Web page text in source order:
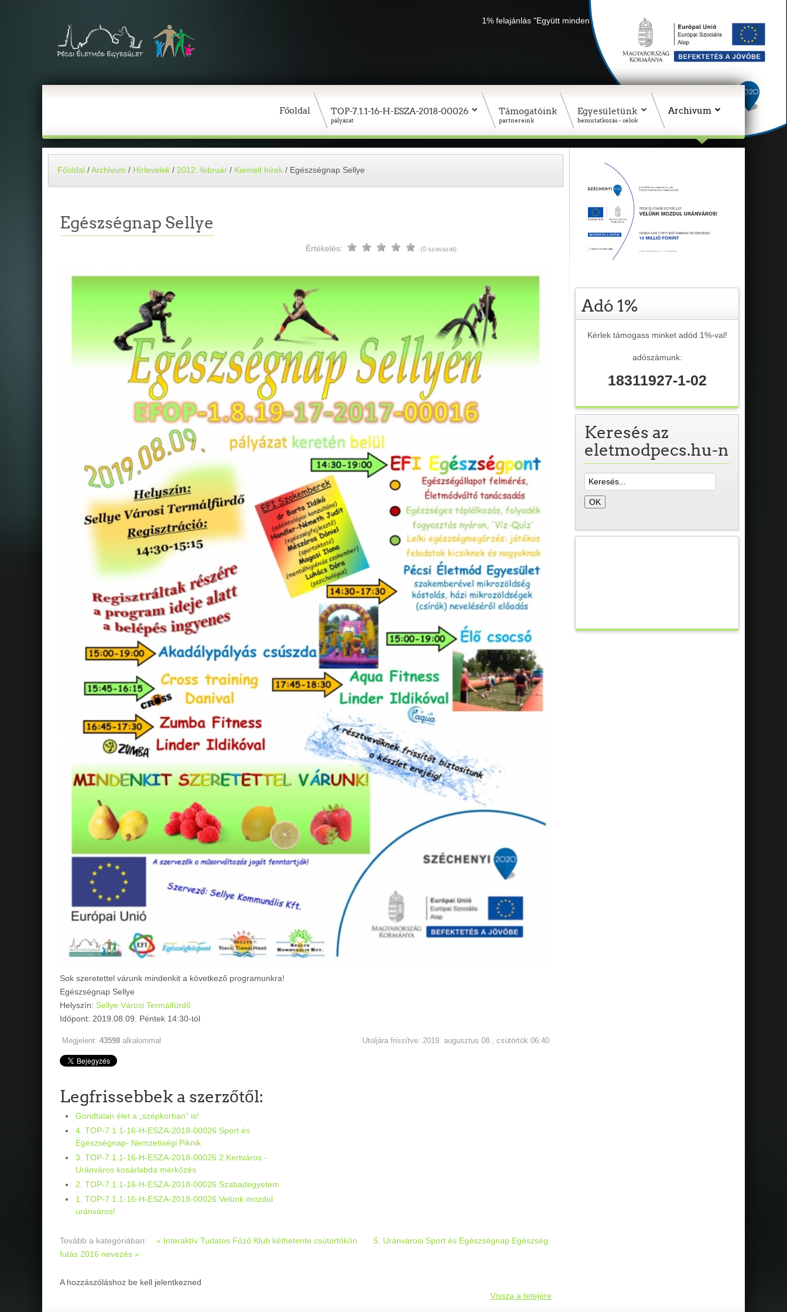
1% felajánlás "Együtt minden sikerül" Adószámunk: 18311927-1-02
Főoldal TOP-7.1.1-16-H-ESZA-2018-00026
pályázat
Támogatóink
partnereink
Egyesületünk
bemutatkozás - célok
Archivum
Főoldal /Archivum / Hírlevelek / 2012. február / Kiemelt hírek / Egészségnap Sellye
Egészségnap Sellye
Értékelés: (0 szavazat)
Sok szeretettel várunk mindenkit a következő programunkra!
Egészségnap Sellye
Helyszín: Sellye Városi Termálfürdő
Időpont: 2019.08.09. Péntek 14:30-tól
Megjelent: 43598 alkalommal Utoljára frissítve: 2019. augusztus 08., csütörtök 06:40
Legfrissebbek a szerzőtől:
Gondtalan élet a „szépkorban” is!
4. TOP-7.1.1-16-H-ESZA-2018-00026 Sport és
Egészségnap- Nemzetiségi Piknik
3. TOP-7.1.1-16-H-ESZA-2018-00026 2.Kertváros -
Uránváros kosárlabda mérkőzés
2. TOP-7.1.1-16-H-ESZA-2018-00026 Szabadegyetem
1. TOP-7.1.1-16-H-ESZA-2018-00026 Velünk mozdul
uránváros!
Tovább a kategóriában: « Interaktív Tudatos Főző Klub kéthetente csütörtökön
5. Uránvárosi Sport és Egészségnap Egészség
futás 2016 nevezés »
A hozzászóláshoz be kell jelentkezned
Vissza a tetejére
Adó 1%
Kérlek támogass minket adód 1%-val!
adószámunk:
18311927-1-02
Keresés az
eletmodpecs.hu-n